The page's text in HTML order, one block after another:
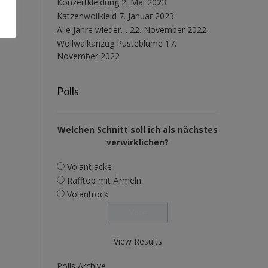
Katzenwollkleid 7. Januar 2023
Alle Jahre wieder… 22. November 2022
Wollwalkanzug Pusteblume 17.
November 2022
Polls
Welchen Schnitt soll ich als nächstes
verwirklichen?
Volantjacke
Rafftop mit Ärmeln
Volantrock
View Results